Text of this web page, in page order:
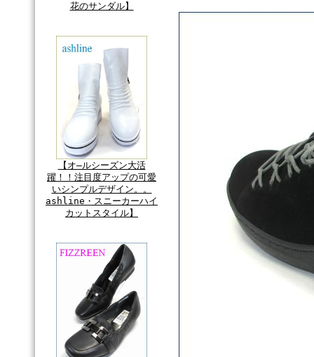
花のサンダル】
【オ―ルシーズン大活
躍！！注目度アップの可愛
いシンプルデザイン。。
ashline・スニーカーハイ
カットスタイル】